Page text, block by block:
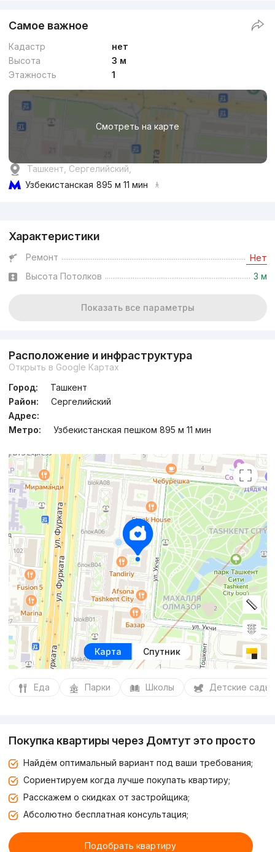
Самое важное
Кадастр
нет
Высота
3 м
Этажность
1
Смотреть на карте
Ташкент, Сергелийский,
Узбекистанская 895 м 11 мин
Характеристики
Ремонт Нет
Высота Потолков 3 м
Показать все параметры
Расположение и инфраструктура
Открыть в Google Картах
Город:
Ташкент
Район:
Сергелийский
Адрес:
Метро:
Узбекистанская пешком 895 м 11 мин
Карта Спутник
Еда Парки Школы Детские сады
Покупка квартиры через Домтут это просто
Найдём оптимальный вариант под ваши требования;
Сориентируем когда лучше покупать квартиру;
Расскажем о скидках от застройщика;
Абсолютно бесплатная консультация;
Подобрать квартиру